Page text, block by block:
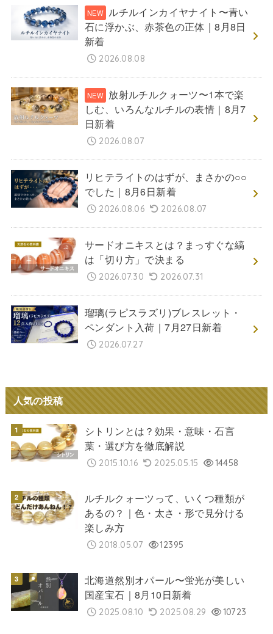
ルチルインカイヤナイト〜青い
石に浮かぶ、赤茶色の正体｜8月8日
新着
2026.08.08
放射ルチルクォーツ〜1本で楽
しむ、いろんなルチルの表情｜8月7
日新着
2026.08.07
リヒテライトのはずが、まさかの○○
でした｜8月6日新着
2026.08.06 2026.08.07
サードオニキスとは？まっすぐな縞
は「切り方」で決まる
2026.07.30 2026.07.31
瑠璃(ラピスラズリ)ブレスレット・
ペンダント入荷｜7月27日新着
2026.07.27
人気の投稿
シトリンとは？効果・意味・石言
葉・選び方を徹底解説
2015.10.16 2025.05.15 14458
ルチルクォーツって、いくつ種類が
あるの？｜色・太さ・形で見分ける
楽しみ方
2018.05.07 12395
北海道然別オパール〜蛍光が美しい
国産宝石｜8月10日新着
2025.08.10 2025.08.29 10723